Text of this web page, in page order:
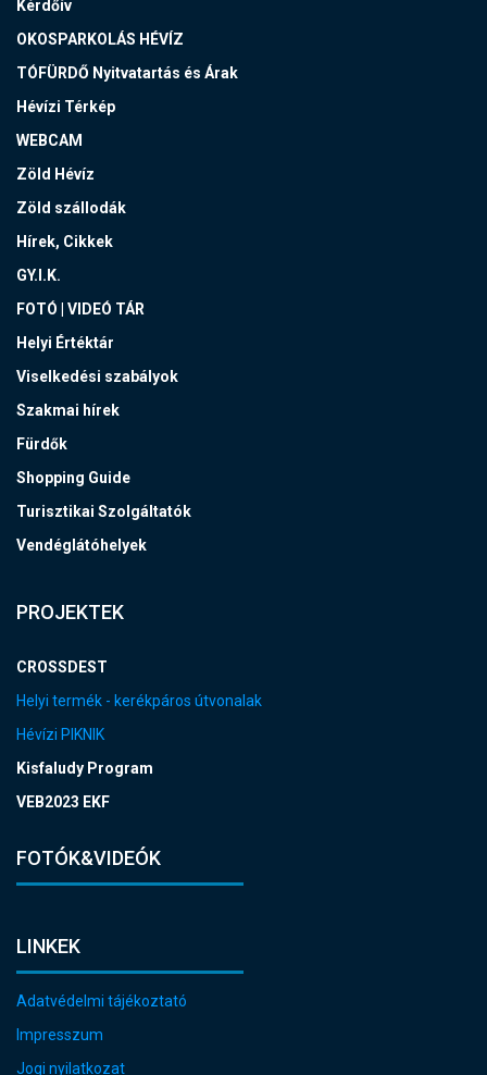
Kérdőív
OKOSPARKOLÁS HÉVÍZ
TÓFÜRDŐ Nyitvatartás és Árak
Hévízi Térkép
WEBCAM
Zöld Hévíz
Zöld szállodák
Hírek, Cikkek
GY.I.K.
FOTÓ | VIDEÓ TÁR
Helyi Értéktár
Viselkedési szabályok
Szakmai hírek
Fürdők
Shopping Guide
Turisztikai Szolgáltatók
Vendéglátóhelyek
PROJEKTEK
CROSSDEST
Helyi termék - kerékpáros útvonalak
Hévízi PIKNIK
Kisfaludy Program
VEB2023 EKF
FOTÓK&VIDEÓK
LINKEK
Adatvédelmi tájékoztató
Impresszum
Jogi nyilatkozat